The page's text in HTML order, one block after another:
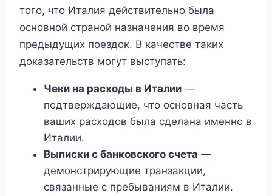
того, что Италия действительно была
основной страной назначения во время
предыдущих поездок. В качестве таких
доказательств могут выступать:
Чеки на расходы в Италии —
подтверждающие, что основная часть
ваших расходов была сделана именно в
Италии.
Выписки с банковского счета —
демонстрирующие транзакции,
связанные с пребываниям в Италии.